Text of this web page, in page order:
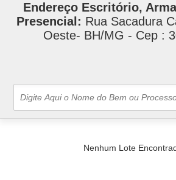
Endereço Escritório,
Presencial: Rua Sacadura
Oeste- BH/MG - Cep :
Nenhum Lote